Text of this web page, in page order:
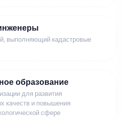
выполняющий кадастровые
образование
для развития
качеств и повышения
сфере